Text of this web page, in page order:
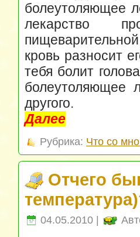
болеутоляющее
лекарство
кровь разносит
тебя болит
болеутоляющее
другого.
Далее
Рубрика: Что со
Отчего
04.05.2010 |